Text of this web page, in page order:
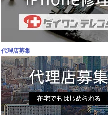
代理店募集